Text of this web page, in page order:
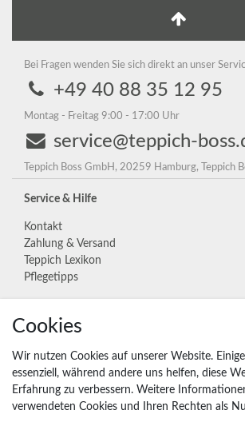
Bei Fragen wenden Sie sich direkt an unser
+49 40 88 35 12 95
Montag - Freitag 9:00 - 17:00 Uhr
service@teppich-
Teppich Boss GmbH, 20259 Hamburg, Teppich
Service & Hilfe
Kontakt
Zahlung & Versand
Teppich Lexikon
Pflegetipps
Unternehmen
Widerrufs­recht
Vertrag widerrufen
Impressum
Daten­schutz­erklärung
Cookies
Wir nutzen Cookies auf unserer Website.
essenziell, während andere uns helfen, diese
Erfahrung zu verbessern. Weitere
verwendeten Cookies und Ihren Rechten als